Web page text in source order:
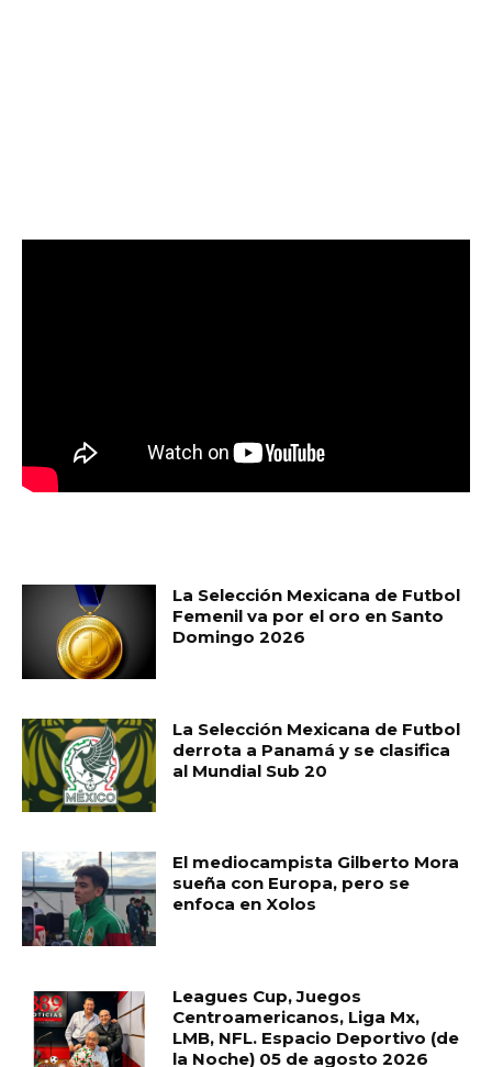
La Selección Mexicana de Futbol
Femenil va por el oro en Santo
Domingo 2026
La Selección Mexicana de Futbol
derrota a Panamá y se clasifica
al Mundial Sub 20
El mediocampista Gilberto Mora
sueña con Europa, pero se
enfoca en Xolos
Leagues Cup, Juegos
Centroamericanos, Liga Mx,
LMB, NFL. Espacio Deportivo (de
la Noche) 05 de agosto 2026